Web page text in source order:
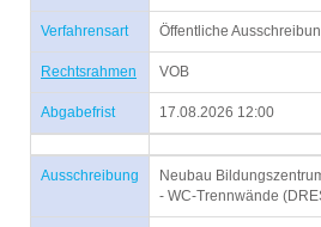
Verfahrensart Öffentliche
Rechtsrahmen VOB
Abgabefrist 17.08.2026 12:00
Ausschreibung
Neubau
- WC-Trennwände